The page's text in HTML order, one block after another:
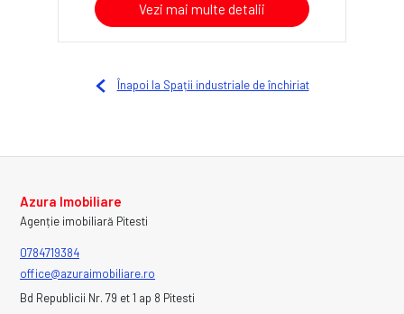
Vezi mai multe detalii
Înapoi la Spații industriale de închiriat
Azura Imobiliare
Agenție imobiliară Pitesti
0784719384
office@azuraimobiliare.ro
Bd Republicii Nr. 79 et 1 ap 8 Pitesti